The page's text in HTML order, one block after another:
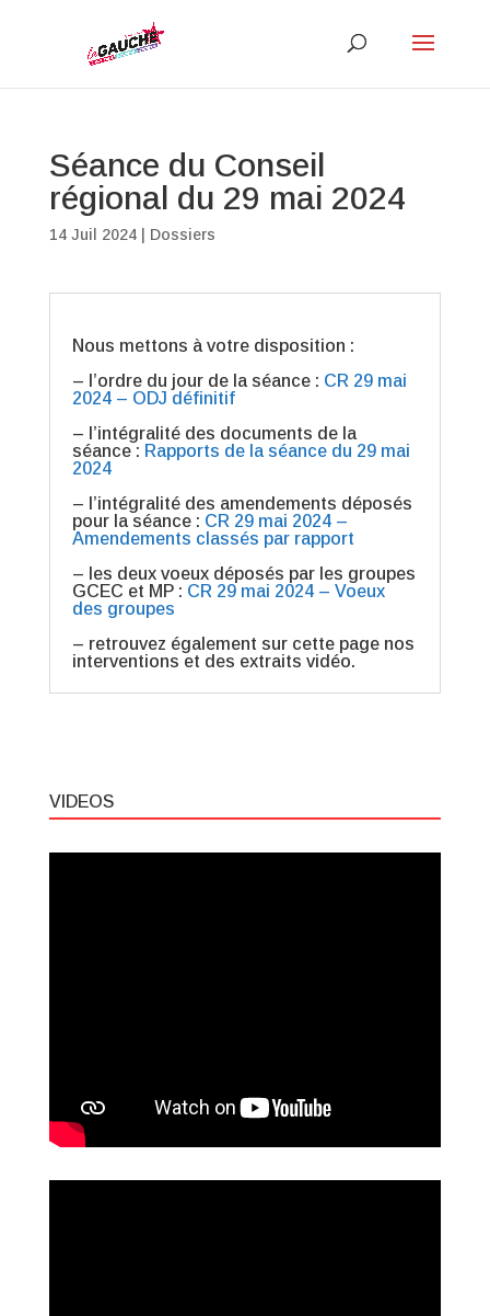
Séance du Conseil
régional du 29 mai 2024
14 Juil 2024| Dossiers
Nous mettons à votre disposition :
– l’ordre du jour de la séance : CR 29 mai
2024 – ODJ définitif
– l’intégralité des documents de la
séance : Rapports de la séance du 29 mai
2024
– l’intégralité des amendements déposés
pour la séance : CR 29 mai 2024 –
Amendements classés par rapport
– les deux voeux déposés par les groupes
GCEC et MP : CR 29 mai 2024 – Voeux
des groupes
– retrouvez également sur cette page nos
interventions et des extraits vidéo.
VIDEOS